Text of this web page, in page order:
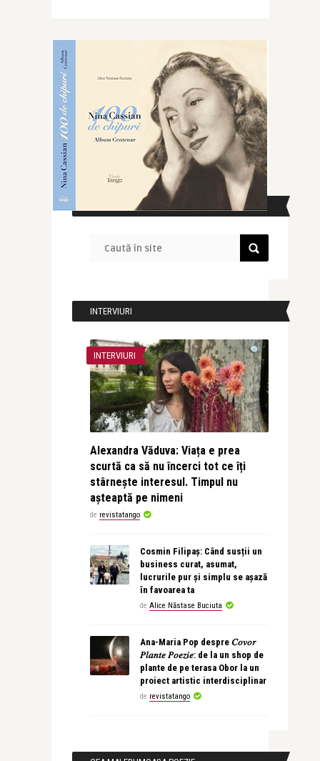
CAUTĂ ÎN SITE
INTERVIURI
INTERVIURI
Alexandra Văduva: Viața e prea
scurtă ca să nu încerci tot ce îți
stârnește interesul. Timpul nu
așteaptă pe nimeni
de revistatango
Cosmin Filipaș: Când susții un
business curat, asumat,
lucrurile pur și simplu se așază
în favoarea ta
de Alice Năstase Buciuta
Ana-Maria Pop despre 𝐶𝑜𝑣𝑜𝑟
𝑃𝑙𝑎𝑛𝑡𝑒 𝑃𝑜𝑒𝑧𝑖𝑒: de la un shop de
plante de pe terasa Obor la un
proiect artistic interdisciplinar
de revistatango